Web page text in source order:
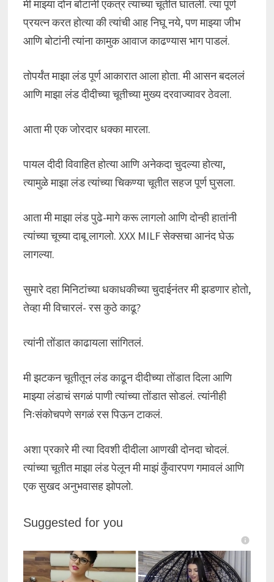
मी माझ्या दोन बोटांनी एकत्र त्यांच्या चूतीत घातली. त्या पूर्ण
प्रयत्न करत होत्या की त्यांची आह निघू नये, पण माझ्या जीभ
आणि बोटांनी त्यांना कामुक आवाज काढण्यास भाग पाडलं.
तोपर्यंत माझा लंड पूर्ण आकारात आला होता. मी आसन बदललं
आणि माझा लंड दीदीच्या चूतीच्या मुख्य दरवाज्यावर ठेवला.
आता मी एक जोरदार धक्का मारला.
पायल दीदी विवाहित होत्या आणि अनेकदा चुदल्या होत्या,
त्यामुळे माझा लंड त्यांच्या चिकण्या चूतीत सहज पूर्ण घुसला.
आता मी माझा लंड पुढे-मागे करू लागलो आणि दोन्ही हातांनी
त्यांच्या चूच्या दाबू लागलो. XXX MILF सेक्सचा आनंद घेऊ
लागल्या.
सुमारे दहा मिनिटांच्या धकाधकीच्या चुदाईनंतर मी झडणार होतो,
तेव्हा मी विचारलं- रस कुठे काढू?
त्यांनी तोंडात काढायला सांगितलं.
मी झटकन चूतीतून लंड काढून दीदीच्या तोंडात दिला आणि
माझ्या लंडाचं सगळं पाणी त्यांच्या तोंडात सोडलं. त्यांनीही
निःसंकोचपणे सगळं रस पिऊन टाकलं.
अशा प्रकारे मी त्या दिवशी दीदीला आणखी दोनदा चोदलं.
त्यांच्या चूतीत माझा लंड पेलून मी माझं कुँवारपण गमावलं आणि
एक सुखद अनुभवासह झोपलो.
Suggested for you